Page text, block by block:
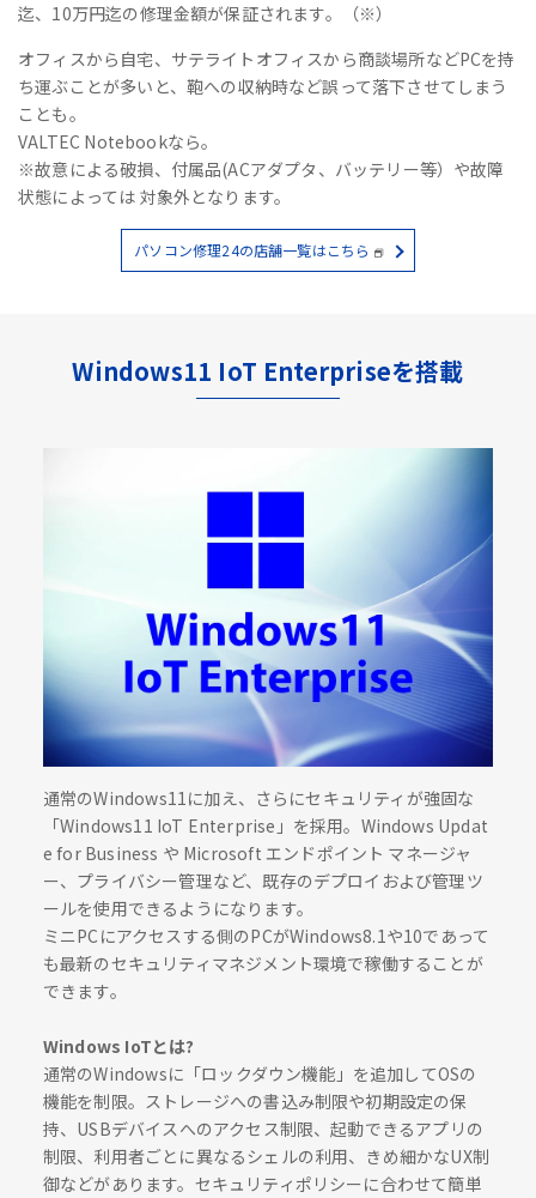
迄、10万円迄の修理金額が保証されます。（※）
オフィスから自宅、サテライトオフィスから商談場所などPCを持
ち運ぶことが多いと、鞄への収納時など誤って落下させてしまう
ことも。
VALTEC Notebookなら。
※故意による破損、付属品(ACアダプタ、バッテリー等）や故障
状態によっては 対象外となります。
パソコン修理24の店舗一覧はこちら
Windows11 IoT Enterpriseを搭載
通常のWindows11に加え、さらにセキュリティが強固な
「Windows11 IoT Enterprise」を採用。Windows Updat
e for Business や Microsoft エンドポイント マネージャ
ー、プライバシー管理など、既存のデプロイおよび管理ツ
ールを使用できるようになります。
ミニPCにアクセスする側のPCがWindows8.1や10であって
も最新のセキュリティマネジメント環境で稼働することが
できます。
Windows IoTとは?
通常のWindowsに「ロックダウン機能」を追加してOSの
機能を制限。ストレージへの書込み制限や初期設定の保
持、USBデバイスへのアクセス制限、起動できるアプリの
制限、利用者ごとに異なるシェルの利用、きめ細かなUX制
御などがあります。セキュリティポリシーに合わせて簡単